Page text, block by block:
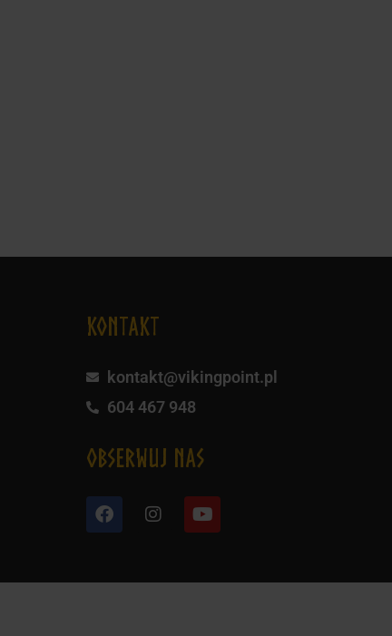
KONTAKT
kontakt@vikingpoint.pl
604 467 948
obserwuj nas